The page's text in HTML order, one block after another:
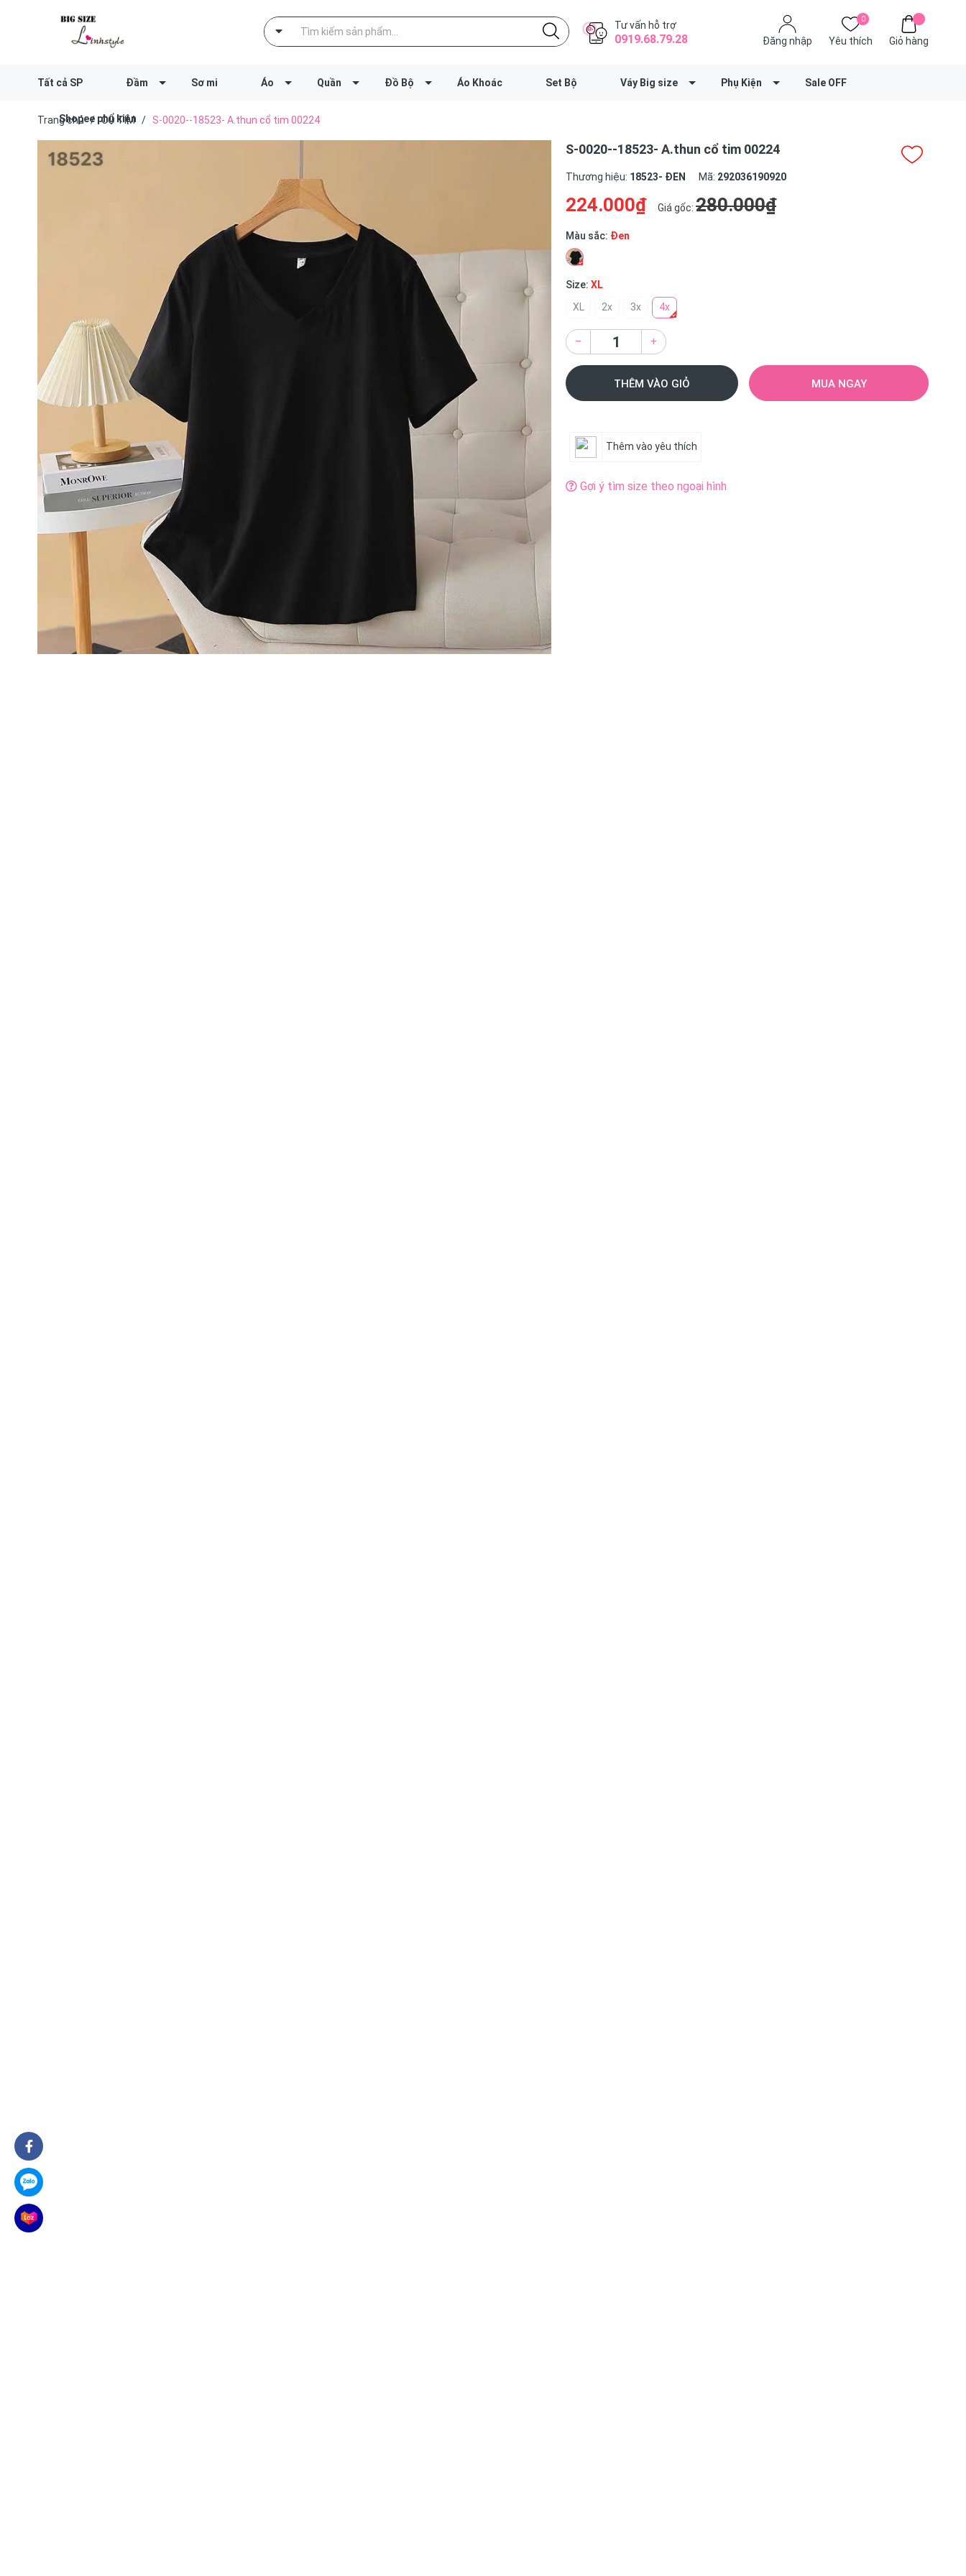
Tư vấn hỗ trợ
0919.68.79.28 Đăng nhập
0
Yêu thích Giỏ hàng
Tất cả SP Đầm Sơ mi Áo Quần Đồ Bộ Áo Khoác Set Bộ Váy Big size Phụ Kiện Sale OFF
Shopee phụ kiện
Trang chủ / CỔ TIM / S-0020--18523- A.thun cổ tim 00224
S-0020--18523- A.thun cổ tim 00224
Thương hiệu: 18523- ĐEN Mã: 292036190920
224.000₫ Giá gốc: 280.000₫
Màu sắc: Đen
Size: XL
XL
2x 3x 4x
– +
THÊM VÀO GIỎ MUA NGAY
Thêm vào yêu thích
Gợi ý tìm size theo ngoại hình